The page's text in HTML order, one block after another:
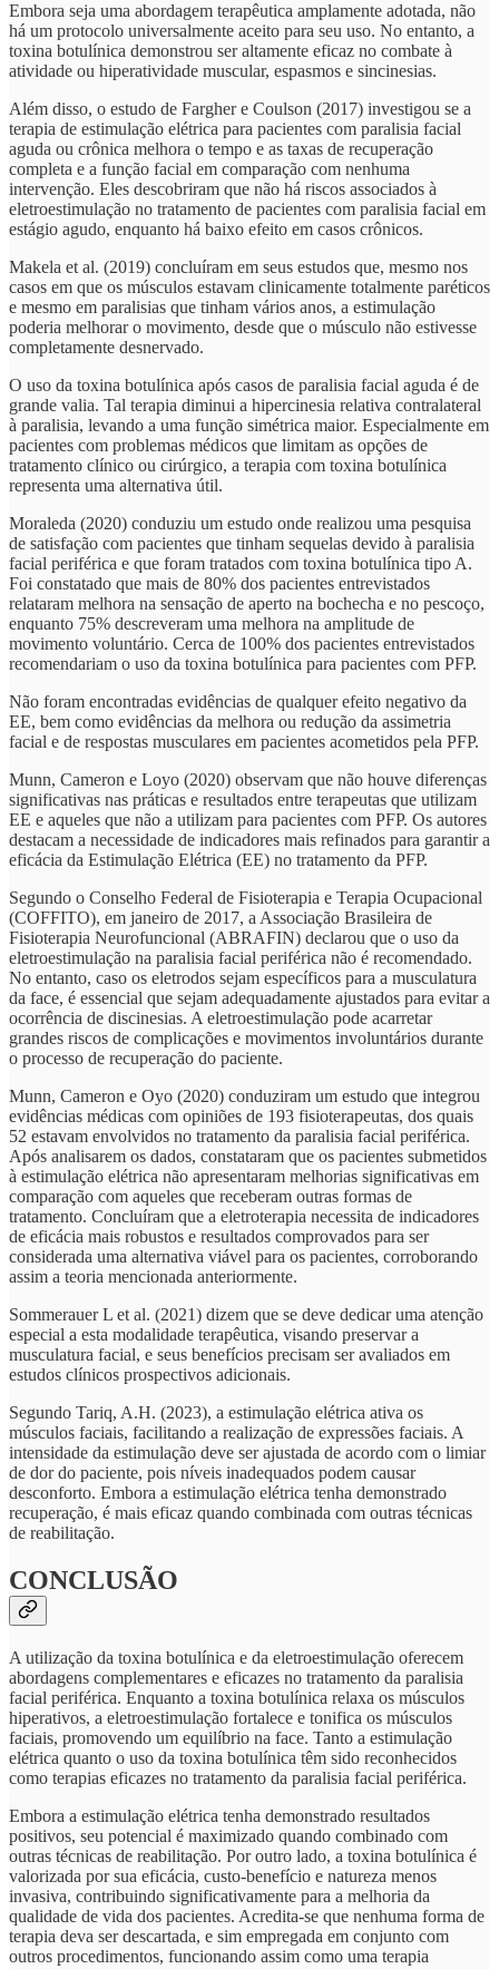
Embora seja uma abordagem terapêutica amplamente adotada, não
há um protocolo universalmente aceito para seu uso. No entanto, a
toxina botulínica demonstrou ser altamente eficaz no combate à
atividade ou hiperatividade muscular, espasmos e sincinesias.
Além disso, o estudo de Fargher e Coulson (2017) investigou se a
terapia de estimulação elétrica para pacientes com paralisia facial
aguda ou crônica melhora o tempo e as taxas de recuperação
completa e a função facial em comparação com nenhuma
intervenção. Eles descobriram que não há riscos associados à
eletroestimulação no tratamento de pacientes com paralisia facial em
estágio agudo, enquanto há baixo efeito em casos crônicos.
Makela et al. (2019) concluíram em seus estudos que, mesmo nos
casos em que os músculos estavam clinicamente totalmente paréticos
e mesmo em paralisias que tinham vários anos, a estimulação
poderia melhorar o movimento, desde que o músculo não estivesse
completamente desnervado.
O uso da toxina botulínica após casos de paralisia facial aguda é de
grande valia. Tal terapia diminui a hipercinesia relativa contralateral
à paralisia, levando a uma função simétrica maior. Especialmente em
pacientes com problemas médicos que limitam as opções de
tratamento clínico ou cirúrgico, a terapia com toxina botulínica
representa uma alternativa útil.
Moraleda (2020) conduziu um estudo onde realizou uma pesquisa
de satisfação com pacientes que tinham sequelas devido à paralisia
facial periférica e que foram tratados com toxina botulínica tipo A.
Foi constatado que mais de 80% dos pacientes entrevistados
relataram melhora na sensação de aperto na bochecha e no pescoço,
enquanto 75% descreveram uma melhora na amplitude de
movimento voluntário. Cerca de 100% dos pacientes entrevistados
recomendariam o uso da toxina botulínica para pacientes com PFP.
Não foram encontradas evidências de qualquer efeito negativo da
EE, bem como evidências da melhora ou redução da assimetria
facial e de respostas musculares em pacientes acometidos pela PFP.
Munn, Cameron e Loyo (2020) observam que não houve diferenças
significativas nas práticas e resultados entre terapeutas que utilizam
EE e aqueles que não a utilizam para pacientes com PFP. Os autores
destacam a necessidade de indicadores mais refinados para garantir a
eficácia da Estimulação Elétrica (EE) no tratamento da PFP.
Segundo o Conselho Federal de Fisioterapia e Terapia Ocupacional
(COFFITO), em janeiro de 2017, a Associação Brasileira de
Fisioterapia Neurofuncional (ABRAFIN) declarou que o uso da
eletroestimulação na paralisia facial periférica não é recomendado.
No entanto, caso os eletrodos sejam específicos para a musculatura
da face, é essencial que sejam adequadamente ajustados para evitar a
ocorrência de discinesias. A eletroestimulação pode acarretar
grandes riscos de complicações e movimentos involuntários durante
o processo de recuperação do paciente.
Munn, Cameron e Oyo (2020) conduziram um estudo que integrou
evidências médicas com opiniões de 193 fisioterapeutas, dos quais
52 estavam envolvidos no tratamento da paralisia facial periférica.
Após analisarem os dados, constataram que os pacientes submetidos
à estimulação elétrica não apresentaram melhorias significativas em
comparação com aqueles que receberam outras formas de
tratamento. Concluíram que a eletroterapia necessita de indicadores
de eficácia mais robustos e resultados comprovados para ser
considerada uma alternativa viável para os pacientes, corroborando
assim a teoria mencionada anteriormente.
Sommerauer L et al. (2021) dizem que se deve dedicar uma atenção
especial a esta modalidade terapêutica, visando preservar a
musculatura facial, e seus benefícios precisam ser avaliados em
estudos clínicos prospectivos adicionais.
Segundo Tariq, A.H. (2023), a estimulação elétrica ativa os
músculos faciais, facilitando a realização de expressões faciais. A
intensidade da estimulação deve ser ajustada de acordo com o limiar
de dor do paciente, pois níveis inadequados podem causar
desconforto. Embora a estimulação elétrica tenha demonstrado
recuperação, é mais eficaz quando combinada com outras técnicas
de reabilitação.
CONCLUSÃO
A utilização da toxina botulínica e da eletroestimulação oferecem
abordagens complementares e eficazes no tratamento da paralisia
facial periférica. Enquanto a toxina botulínica relaxa os músculos
hiperativos, a eletroestimulação fortalece e tonifica os músculos
faciais, promovendo um equilíbrio na face. Tanto a estimulação
elétrica quanto o uso da toxina botulínica têm sido reconhecidos
como terapias eficazes no tratamento da paralisia facial periférica.
Embora a estimulação elétrica tenha demonstrado resultados
positivos, seu potencial é maximizado quando combinado com
outras técnicas de reabilitação. Por outro lado, a toxina botulínica é
valorizada por sua eficácia, custo-benefício e natureza menos
invasiva, contribuindo significativamente para a melhoria da
qualidade de vida dos pacientes. Acredita-se que nenhuma forma de
terapia deva ser descartada, e sim empregada em conjunto com
outros procedimentos, funcionando assim como uma terapia